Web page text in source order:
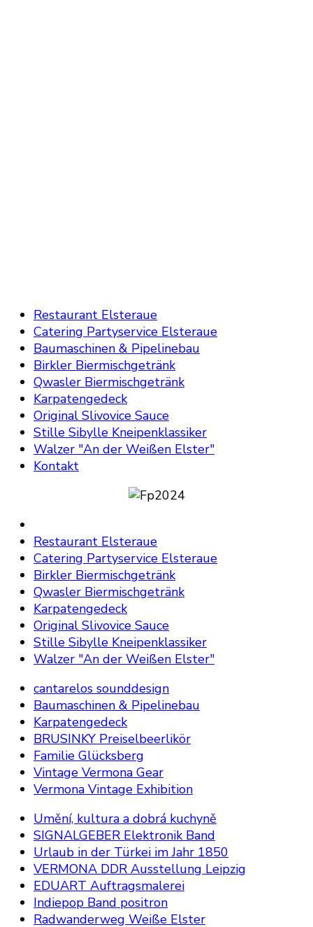
Restaurant Elsteraue
Catering Partyservice Elsteraue
Baumaschinen & Pipelinebau
Birkler Biermischgetränk
Qwasler Biermischgetränk
Karpatengedeck
Original Slivovice Sauce
Stille Sibylle Kneipenklassiker
Walzer "An der Weißen Elster"
Kontakt
Restaurant Elsteraue
Catering Partyservice Elsteraue
Birkler Biermischgetränk
Qwasler Biermischgetränk
Karpatengedeck
Original Slivovice Sauce
Stille Sibylle Kneipenklassiker
Walzer "An der Weißen Elster"
cantarelos sounddesign
Baumaschinen & Pipelinebau
Karpatengedeck
BRUSINKY Preiselbeerlikör
Familie Glücksberg
Vintage Vermona Gear
Vermona Vintage Exhibition
Umění, kultura a dobrá kuchyně
SIGNALGEBER Elektronik Band
Urlaub in der Türkei im Jahr 1850
VERMONA DDR Ausstellung Leipzig
EDUART Auftragsmalerei
Indiepop Band positron
Radwanderweg Weiße Elster